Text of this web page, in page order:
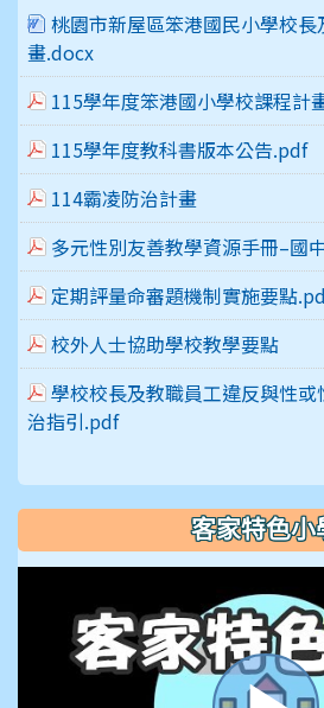
桃園市新屋區笨港國民小學校
畫.docx
115學年度笨港國小學校課程計
115學年度教科書版本公告.pdf
114霸凌防治計畫
多元性別友善教學資源手冊–國
定期評量命審題機制實施要點
校外人士協助學校教學要點
學校校長及教職員工違反與性
治指引.pdf
客家特色小